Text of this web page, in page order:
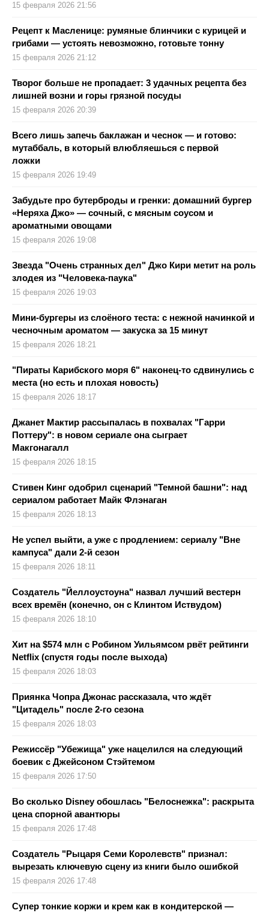
15 февраля 2026 21:56
Рецепт к Масленице: румяные блинчики с курицей и
грибами — устоять невозможно, готовьте тонну
15 февраля 2026 21:12
Творог больше не пропадает: 3 удачных рецепта без
лишней возни и горы грязной посуды
15 февраля 2026 20:39
Всего лишь запечь баклажан и чеснок — и готово:
мутаббаль, в который влюбляешься с первой
ложки
15 февраля 2026 19:49
Забудьте про бутерброды и гренки: домашний бургер
«Неряха Джо» — сочный, с мясным соусом и
ароматными овощами
15 февраля 2026 19:08
Звезда "Очень странных дел" Джо Кири метит на роль
злодея из "Человека-паука"
15 февраля 2026 19:03
Мини-бургеры из слоёного теста: с нежной начинкой и
чесночным ароматом — закуска за 15 минут
15 февраля 2026 18:21
"Пираты Карибского моря 6" наконец-то сдвинулись с
места (но есть и плохая новость)
15 февраля 2026 18:17
Джанет Мактир рассыпалась в похвалах "Гарри
Поттеру": в новом сериале она сыграет
Макгонагалл
15 февраля 2026 18:15
Стивен Кинг одобрил сценарий "Темной башни": над
сериалом работает Майк Флэнаган
15 февраля 2026 18:13
Не успел выйти, а уже с продлением: сериалу "Вне
кампуса" дали 2-й сезон
15 февраля 2026 18:11
Создатель "Йеллоустоуна" назвал лучший вестерн
всех времён (конечно, он с Клинтом Иствудом)
15 февраля 2026 18:10
Хит на $574 млн с Робином Уильямсом рвёт рейтинги
Netflix (спустя годы после выхода)
15 февраля 2026 18:03
Приянка Чопра Джонас рассказала, что ждёт
"Цитадель" после 2-го сезона
15 февраля 2026 18:03
Режиссёр "Убежища" уже нацелился на следующий
боевик с Джейсоном Стэйтемом
15 февраля 2026 17:50
Во сколько Disney обошлась "Белоснежка": раскрыта
цена спорной авантюры
15 февраля 2026 17:48
Создатель "Рыцаря Семи Королевств" признал:
вырезать ключевую сцену из книги было ошибкой
15 февраля 2026 17:48
Супер тонкие коржи и крем как в кондитерской —